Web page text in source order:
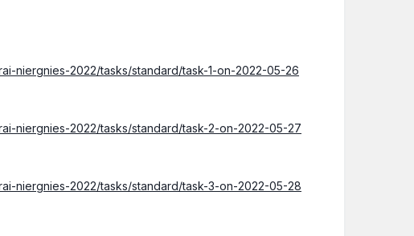
niergnies-2022/tasks/standard/task-1-on-2022-05-26
niergnies-2022/tasks/standard/task-2-on-2022-05-27
niergnies-2022/tasks/standard/task-3-on-2022-05-28